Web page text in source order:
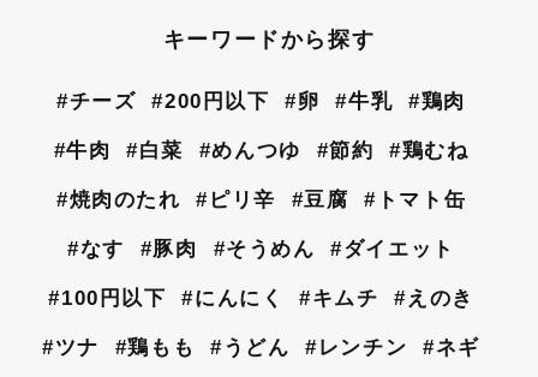
キーワードから探す
#チーズ #200円以下 #卵 #牛乳 #鶏肉
#牛肉 #白菜 #めんつゆ #節約 #鶏むね
#焼肉のたれ #ピリ辛 #豆腐 #トマト缶
#なす #豚肉 #そうめん #ダイエット
#100円以下 #にんにく #キムチ #えのき
#ツナ #鶏もも #うどん #レンチン #ネギ